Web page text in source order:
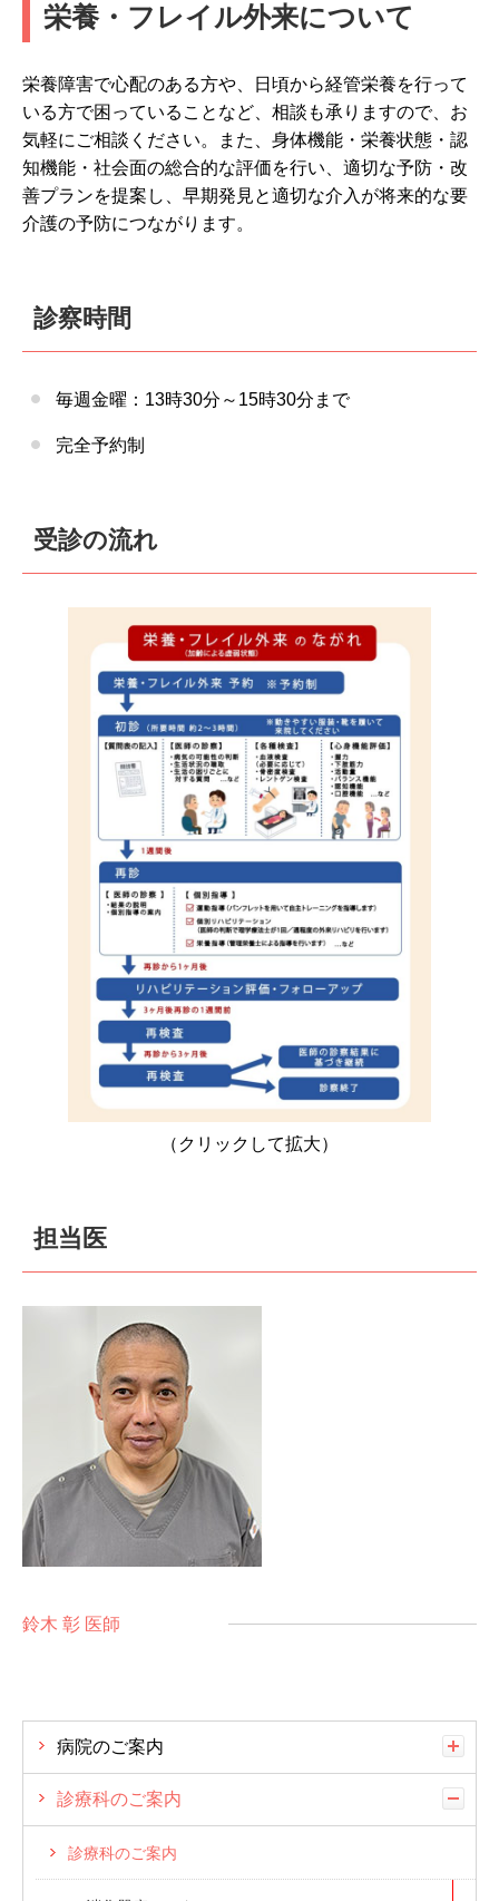
栄養・フレイル外来について
栄養障害で心配のある方や、日頃から経管栄養を行って
いる方で困っていることなど、相談も承りますので、お
気軽にご相談ください。また、身体機能・栄養状態・認
知機能・社会面の総合的な評価を行い、適切な予防・改
善プランを提案し、早期発見と適切な介入が将来的な要
介護の予防につながります。
診察時間
毎週金曜：13時30分～15時30分まで
完全予約制
受診の流れ
（クリックして拡大）
担当医
鈴木 彰 医師
病院のご案内
診療科のご案内
診療科のご案内